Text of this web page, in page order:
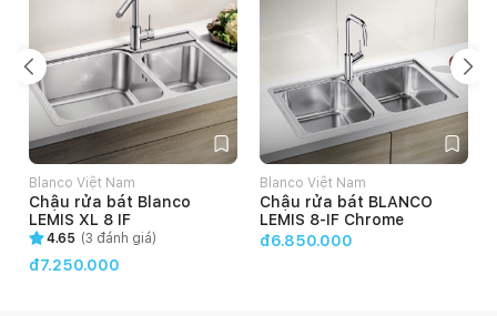
Blanco Việt Nam
Chậu rửa bát Blanco
LEMIS XL 8 IF
4.65 (3 đánh giá)
đ7.250.000
Blanco Việt Nam
Chậu rửa bát BLANCO
LEMIS 8-IF Chrome
đ6.850.000